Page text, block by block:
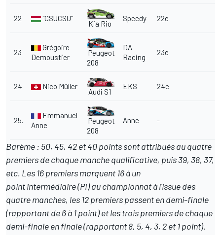
22 "CSUCSU"
Kia Rio
Speedy 22e
23
Grégoire
Demoustier
Peugeot
208
DA
Racing
23e
24 Nico Müller
Audi S1
EKS 24e
25.
Emmanuel
Anne
Peugeot
208
Anne -
Barème : 50, 45, 42 et 40 points sont attribués au quatre
premiers de chaque manche qualificative, puis 39, 38, 37,
etc. Les 16 premiers marquent 16 à un
point intermédiaire (PI) au championnat à l'issue des
quatre manches, les 12 premiers passent en demi-finale
(rapportant de 6 à 1 point) et les trois premiers de chaque
demi-finale en finale (rapportant 8, 5, 4, 3, 2 et 1 point).